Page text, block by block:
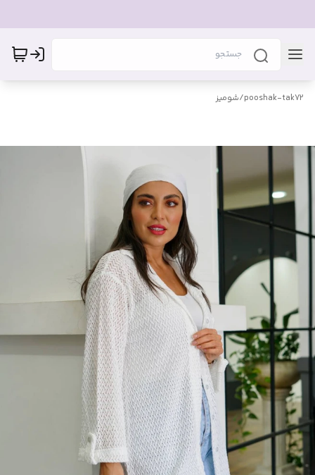
pooshak-tak72
/شومیز